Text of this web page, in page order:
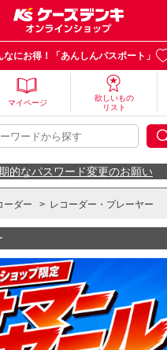
なにお得！「あんしんパスポート」
マイページ
欲しいもの
リスト
的なパスワード変更のお願い
ーダー > レコーダー・プレーヤー